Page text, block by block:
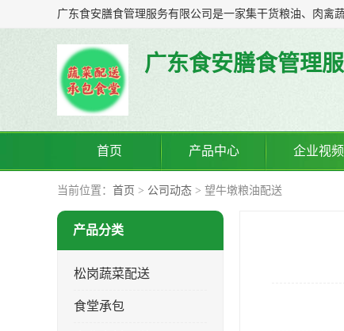
广东食安膳食管理
首页 产品中心 企业视频
当前位置： 首页 > 公司动态 > 望牛墩粮油配送
产品分类
松岗蔬菜配送
食堂承包